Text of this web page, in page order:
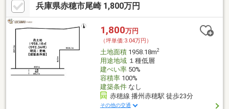
兵庫県赤穂市尾崎 1,800万円
1,800万円
（坪単価:3.04万円）
土地面積1958.18m2
用途地域１種低層
建ぺい率50%
容積率100%
建築条件なし
赤穂線 播州赤穂駅 徒歩23分
その他の交通